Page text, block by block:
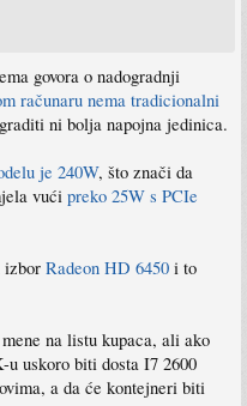
govora o nadogradnji
računaru nema tradicionalni
ni bolja napojna jedinica.
je 240W, što znači da
vući preko 25W s PCIe
izbor Radeon HD 6450 i to
na listu kupaca, ali ako
u uskoro biti dosta I7 2600
a da će kontejneri biti